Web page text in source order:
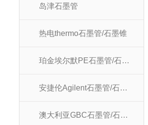
岛津石墨管
热电thermo石墨管/石墨锥
珀金埃尔默PE石墨管/石墨锥
安捷伦Agilent石墨管/石墨锥
澳大利亚GBC石墨管/石墨锥